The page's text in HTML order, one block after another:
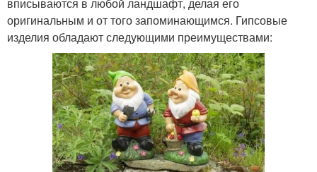
вписываются в любой ландшафт, делая его
оригинальным и от того запоминающимся. Гипсовые
изделия обладают следующими преимуществами: